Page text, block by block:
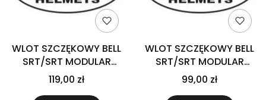
WLOT SZCZĘKOWY BELL
SRT/SRT MODULAR
BLACK
119,00 zł
WLOT SZCZĘKOWY BELL
SRT/SRT MODULAR
WHITE
99,00 zł